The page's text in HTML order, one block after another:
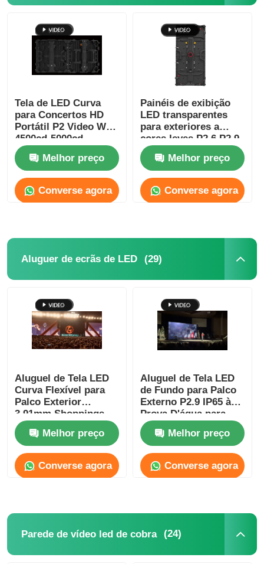
Vídeos
Espetáculo VR
Sobre nós
Visita à Fábrica
Controle de qualidade
Notícias
Solicitar Orçamento
Tela da tela LED
Tela do diodo emissor de luz do concerto
Aluguer de ecrãs de LED
Exibição de LED transparente
Tela de LED Curva
para Concertos HD
Portátil P2 Video Wall
4500cd-5000cd
Melhor preço
Converse agora
Painéis de exibição
LED transparentes
para exteriores a
cores leves P2.6 P2.9
à prova d'água
personalizados
Melhor preço
Converse agora
Aluguer de ecrãs de LED (29)
Aluguel de Tela LED
Curva Flexível para
Palco Exterior
3.91mm Shoppings
5V SDK
Melhor preço
Converse agora
Aluguel de Tela LED
de Fundo para Palco
Externo P2.9 IP65 à
Prova D'água para
Concertos
Melhor preço
Converse agora
Parede de vídeo led de cobra (24)